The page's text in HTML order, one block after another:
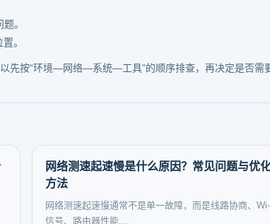
。
。
先按“环境—网络—系统—工具”的顺序排查，再决定是否需
网络测速起速慢是什么原因？常见问题与优
方法
网络测速起速慢通常不是单一故障，而是线路协商、
信号、路由器性能...